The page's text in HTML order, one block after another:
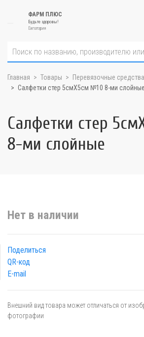
ФАРМ ПЛЮС
Будьте здоровы!
Евпатория
Главная Товары
Перевязочные средства
Салфетки стер 5смX5см №10 8-ми слойные
Салфетки стер
8-ми слойные
Нет в наличии
Поделиться
QR-код
E-mail
Внешний вид товара может отличаться от
фотографии